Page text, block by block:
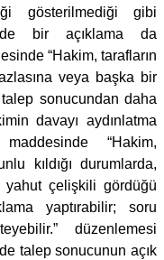
gösterilmediği gibi
bir açıklama da
“Hakim, tarafların
veya başka bir
sonucundan daha
davayı aydınlatma
“Hakim,
kıldığı durumlarda,
çelişkili gördüğü
yaptırabilir; soru
düzenlemesi
talep sonucunun açık